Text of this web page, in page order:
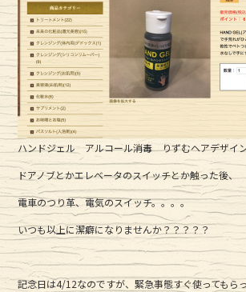
ハンドジェル アルコール消毒 りずむヘアデザ
ドアノブとかエレベータのスイッチとか触った後、
電車のつり革、電気のスイッチ。。。。
いつも以上に潔癖になりませんか？？？？？
記念日は4/12なのですが、緊急事態すぐ使ってもら